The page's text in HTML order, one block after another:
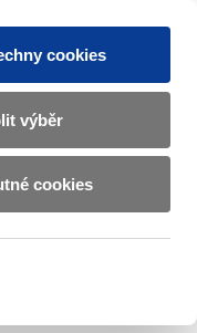
cookies
výběr
cookies
EN
Základní
informace
o
Ministerstvu
financísubmenu